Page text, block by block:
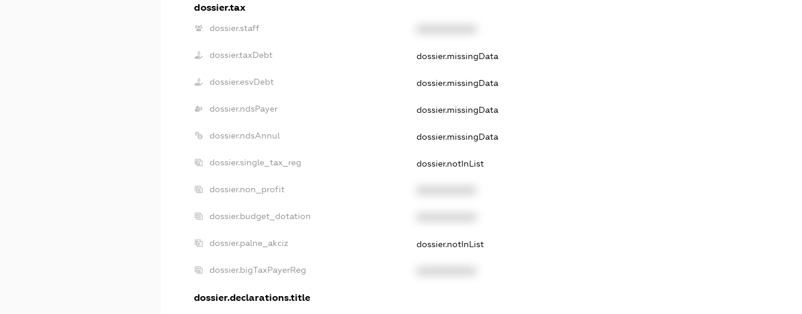
dossier.tax
dossier.staff
dossier.taxDebt dossier.missingData
dossier.esvDebt dossier.missingData
dossier.ndsPayer dossier.missingData
dossier.ndsAnnul dossier.missingData
dossier.single_tax_reg dossier.notInList
dossier.non_profit
dossier.budget_dotation
dossier.palne_akciz dossier.notInList
dossier.bigTaxPayerReg
dossier.declarations.title